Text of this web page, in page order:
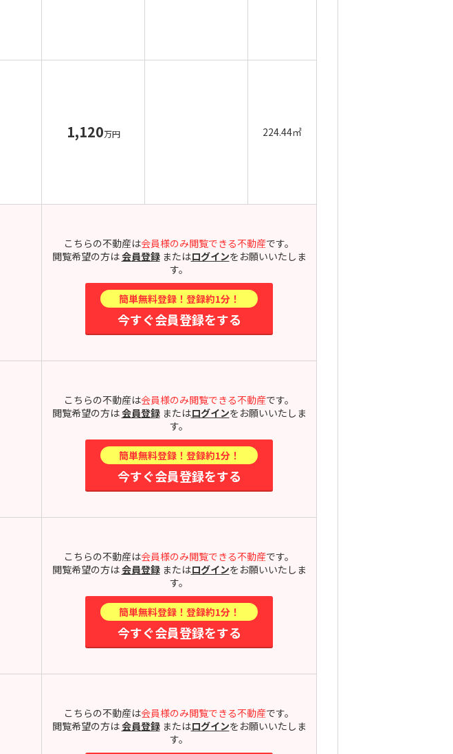
1,120万円 224.44㎡
こちらの不動産は会員様のみ閲覧できる不動産です。
閲覧希望の方は会員登録またはログインをお願いいたしま
す。
簡単無料登録！登録約1分！
今すぐ会員登録をする
こちらの不動産は会員様のみ閲覧できる不動産です。
閲覧希望の方は会員登録またはログインをお願いいたしま
す。
簡単無料登録！登録約1分！
今すぐ会員登録をする
こちらの不動産は会員様のみ閲覧できる不動産です。
閲覧希望の方は会員登録またはログインをお願いいたしま
す。
簡単無料登録！登録約1分！
今すぐ会員登録をする
こちらの不動産は会員様のみ閲覧できる不動産です。
閲覧希望の方は会員登録またはログインをお願いいたしま
す。